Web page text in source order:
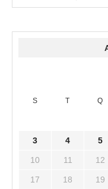
S T Q
3 4 5
10 11 12
17 18 19